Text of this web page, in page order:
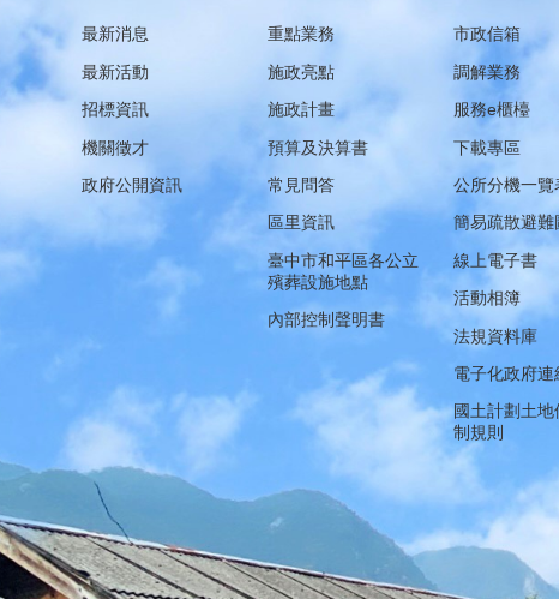
最新消息
最新活動
招標資訊
機關徵才
政府公開資訊
重點業務
施政亮點
施政計畫
預算及決算書
常見問答
區里資訊
臺中市和平區各公立
殯葬設施地點
內部控制聲明書
市政信箱
調解業務
服務e櫃檯
下載專區
公所分機一覽
簡易疏散避難
線上電子書
活動相簿
法規資料庫
電子化政府連
國土計劃土地
制規則